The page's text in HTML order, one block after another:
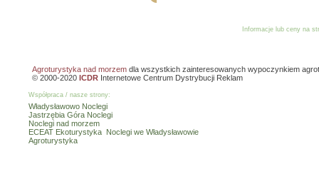
Informacje lub ceny na
Agroturystyka nad morzem dla wszystkich zainteresowanych wypoczynkiem
© 2000-2020 ICDR Internetowe Centrum Dystrybucji Reklam
Współpraca / nasze strony:
Władysławowo Noclegi
Jastrzębia Góra Noclegi
Noclegi nad morzem
ECEAT Ekoturystyka Noclegi we Władysławowie
Agroturystyka